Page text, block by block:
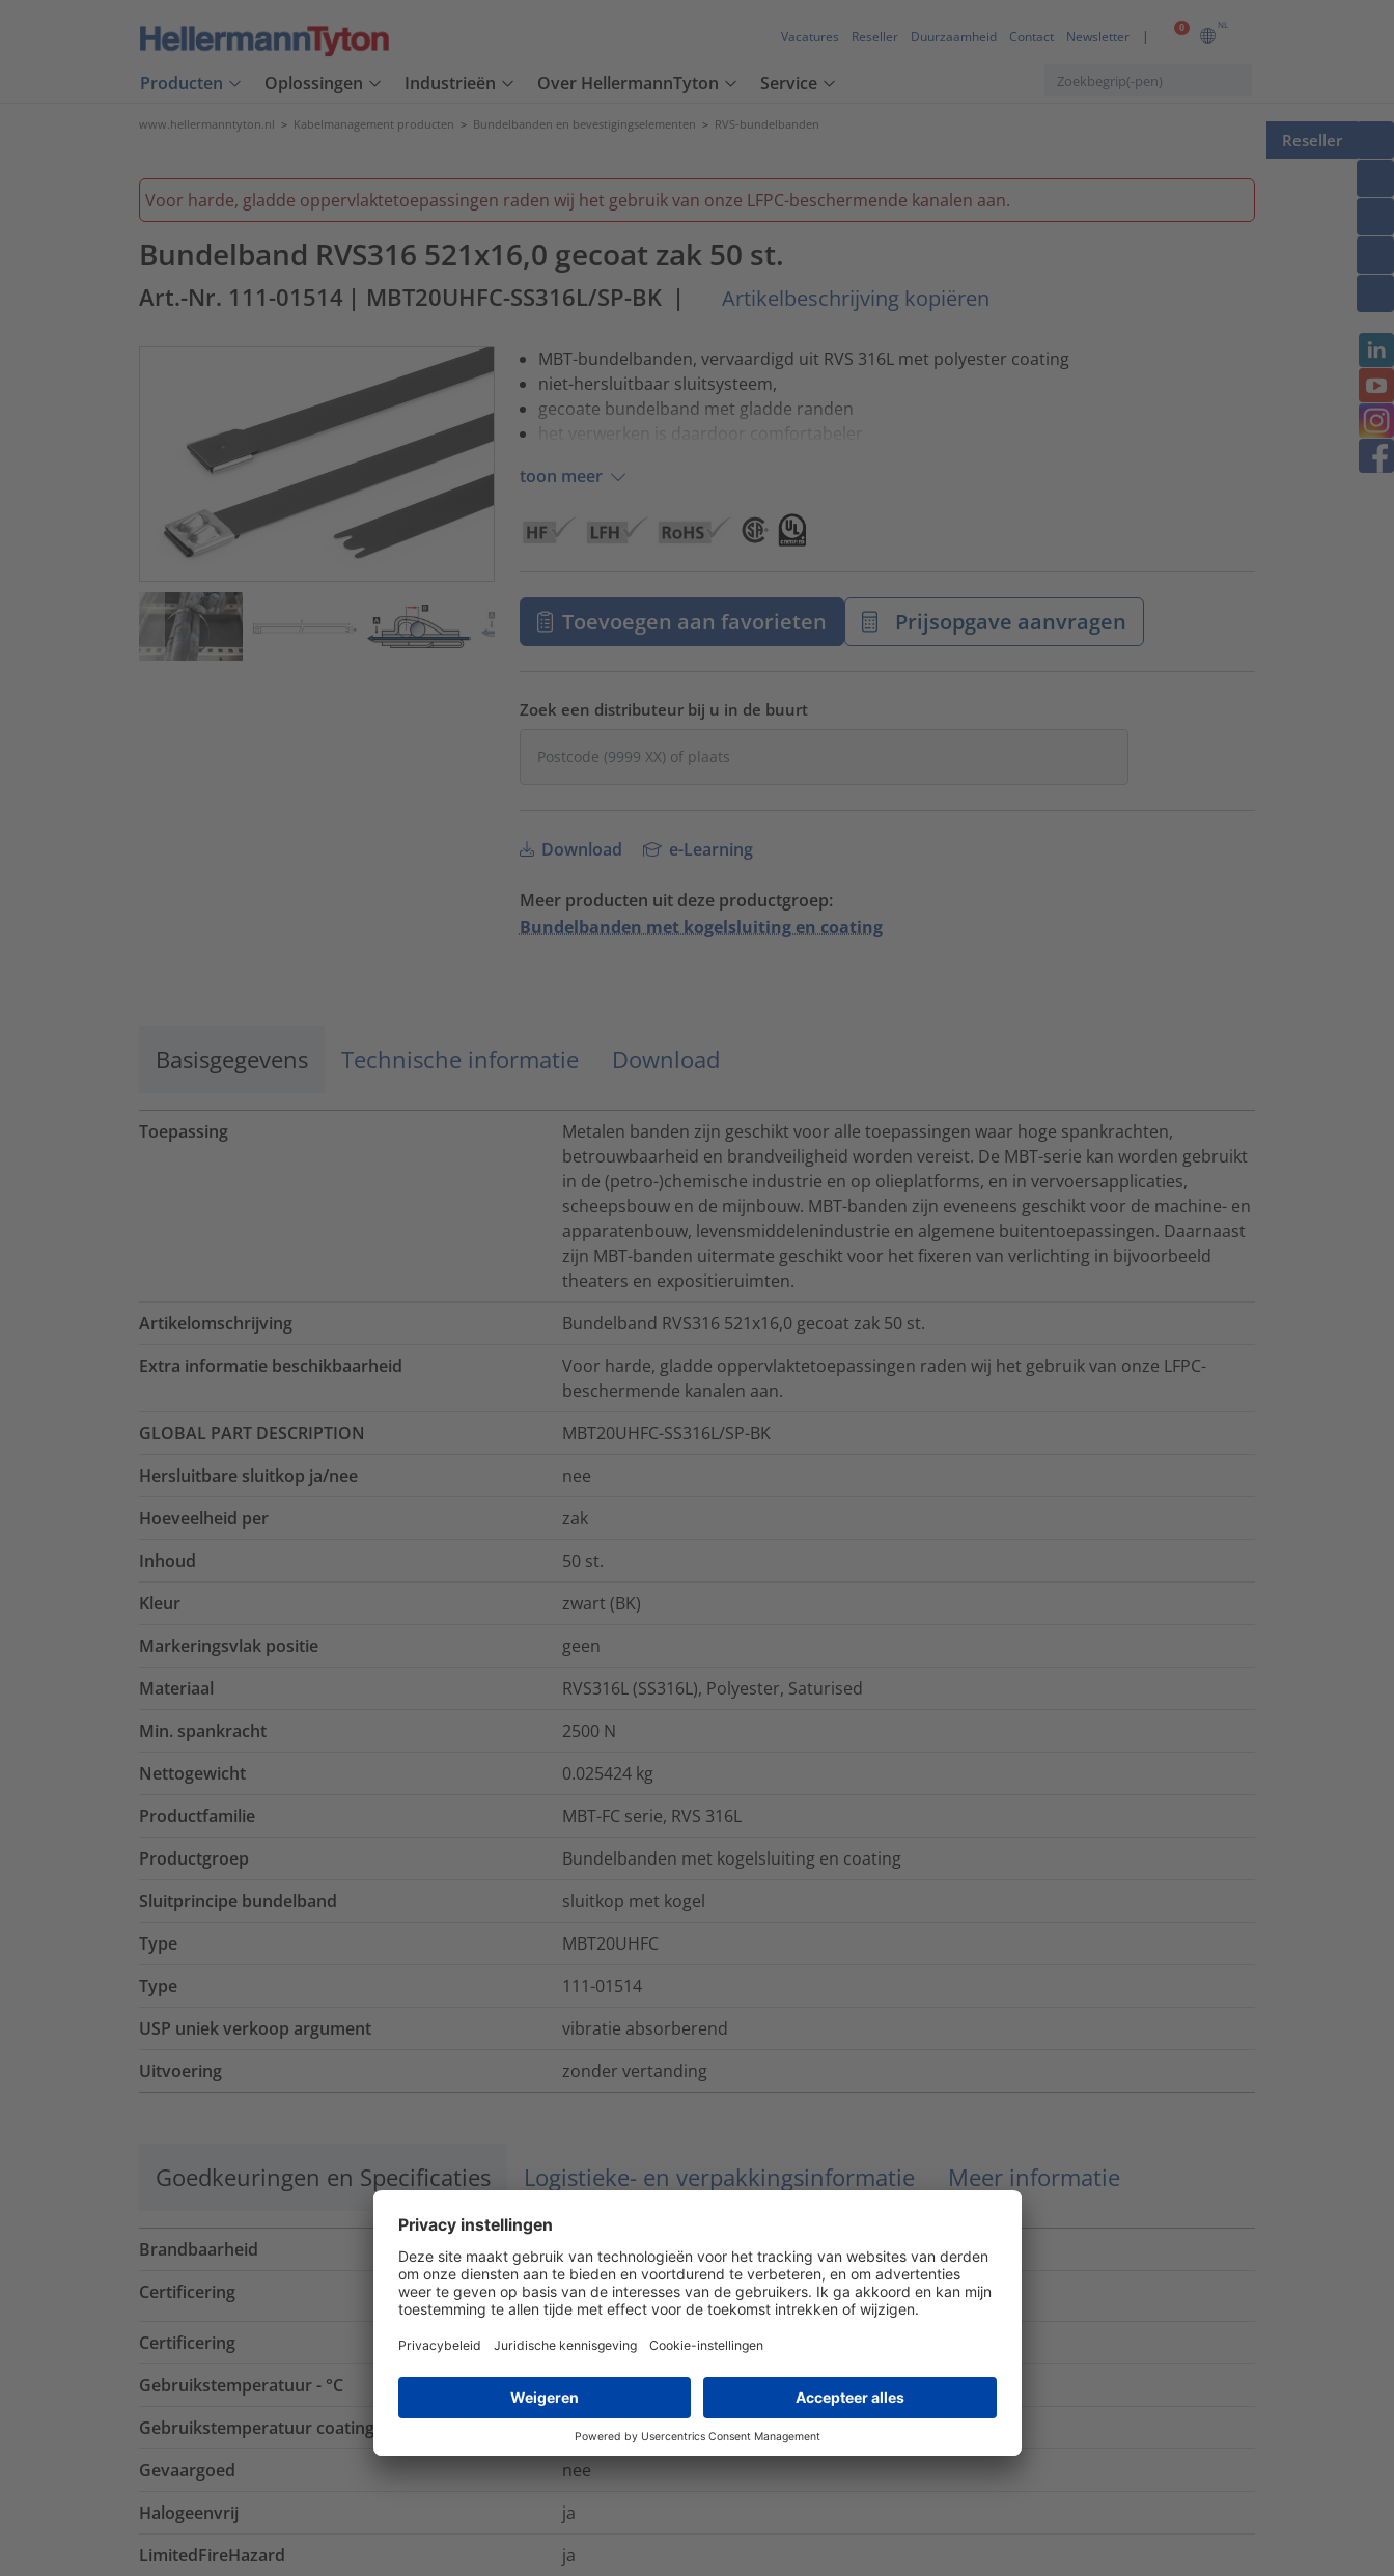
0 NL
Vacatures Reseller Duurzaamheid Contact Newsletter
Producten Oplossingen Industrieën Over HellermannTyton Service
Reseller
www.hellermanntyton.nl > Kabelmanagement producten > Bundelbanden en bevestigingselementen > RVS-bundelbanden
Voor harde, gladde oppervlaktetoepassingen raden wij het gebruik van onze LFPC-beschermende kanalen aan.
Bundelband RVS316 521x16,0 gecoat zak 50 st.
Art.-Nr. 111-01514 | MBT20UHFC-SS316L/SP-BK | Artikelbeschrijving kopiëren
MBT-bundelbanden, vervaardigd uit RVS 316L met polyester coating
niet-hersluitbaar sluitsysteem,
gecoate bundelband met gladde randen
het verwerken is daardoor comfortabeler
toon meer
Toevoegen aan favorieten Prijsopgave aanvragen
Zoek een distributeur bij u in de buurt
Download e-Learning
Meer producten uit deze productgroep:
Bundelbanden met kogelsluiting en coating
Basisgegevens Technische informatie Download
Toepassing
Metalen banden zijn geschikt voor alle toepassingen waar hoge spankrachten,
betrouwbaarheid en brandveiligheid worden vereist. De MBT-serie kan worden gebruikt
in de (petro-)chemische industrie en op olieplatforms, en in vervoersapplicaties,
scheepsbouw en de mijnbouw. MBT-banden zijn eveneens geschikt voor de machine- en
apparatenbouw, levensmiddelenindustrie en algemene buitentoepassingen. Daarnaast
zijn MBT-banden uitermate geschikt voor het fixeren van verlichting in bijvoorbeeld
theaters en expositieruimten.
Artikelomschrijving
Bundelband RVS316 521x16,0 gecoat zak 50 st.
Extra informatie beschikbaarheid
Voor harde, gladde oppervlaktetoepassingen raden wij het gebruik van onze LFPC-
beschermende kanalen aan.
GLOBAL PART DESCRIPTION
MBT20UHFC-SS316L/SP-BK
Hersluitbare sluitkop ja/nee
nee
Hoeveelheid per
zak
Inhoud
50 st.
Kleur
zwart (BK)
Markeringsvlak positie
geen
Materiaal
RVS316L (SS316L), Polyester, Saturised
Min. spankracht
2500 N
Nettogewicht
0.025424 kg
Productfamilie
MBT-FC serie, RVS 316L
Productgroep
Bundelbanden met kogelsluiting en coating
Sluitprincipe bundelband
sluitkop met kogel
Type
MBT20UHFC
Type
111-01514
USP uniek verkoop argument
vibratie absorberend
Uitvoering
zonder vertanding
Goedkeuringen en Specificaties Logistieke- en verpakkingsinformatie Meer informatie
Brandbaarheid
niet-brandend (behalve coating)
Certificering
Certificering
CSA -C22.2 no. 62275, UL 62275
Gebruikstemperatuur - °C
-80 °C tot +538 °C
Gebruikstemperatuur coating
-50 °C tot +150 °C
Gevaargoed
nee
Halogeenvrij
ja
LimitedFireHazard
ja